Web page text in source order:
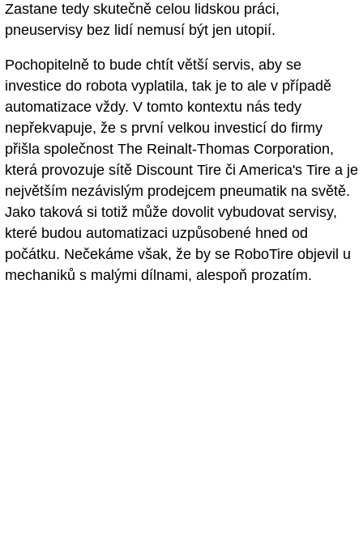
Zastane tedy skutečně celou lidskou práci,
pneuservisy bez lidí nemusí být jen utopií.
Pochopitelně to bude chtít větší servis, aby se
investice do robota vyplatila, tak je to ale v případě
automatizace vždy. V tomto kontextu nás tedy
nepřekvapuje, že s první velkou investicí do firmy
přišla společnost The Reinalt-Thomas Corporation,
která provozuje sítě Discount Tire či America's Tire a je
největším nezávislým prodejcem pneumatik na světě.
Jako taková si totiž může dovolit vybudovat servisy,
které budou automatizaci uzpůsobené hned od
počátku. Nečekáme však, že by se RoboTire objevil u
mechaniků s malými dílnami, alespoň prozatím.